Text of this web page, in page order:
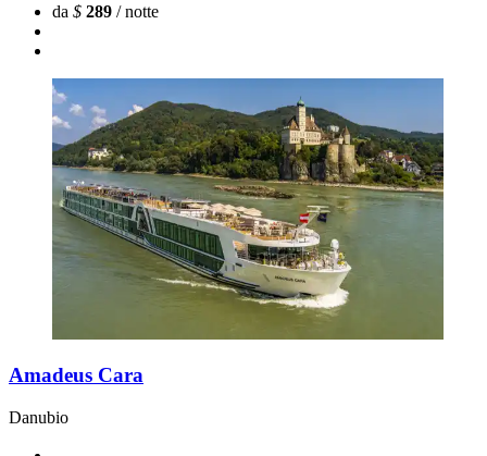
da $ 289 / notte
Amadeus Cara
Danubio